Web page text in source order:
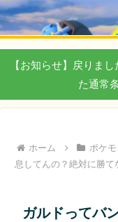
【お知らせ】戻りま
た通常
ホーム ポケモ
息してんの？絶対に勝て
ガルドってバ